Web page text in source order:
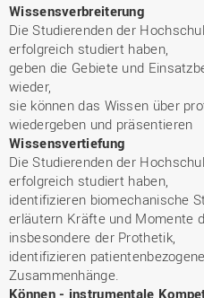
Wissensverbreiterung
Die Studierenden der
erfolgreich studiert haben,
geben die Gebiete und
wieder,
sie können das Wissen über
wiedergeben und präsentieren
Wissensvertiefung
Die Studierenden der
erfolgreich studiert haben,
identifizieren biomechanische
erläutern Kräfte und Momente
insbesondere der Prothetik,
identifizieren
Zusammenhänge.
Können - instrumentale